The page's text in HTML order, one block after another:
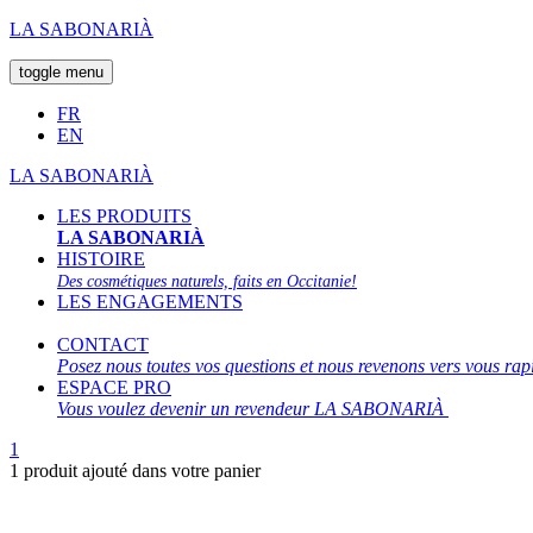
LA SABONARIÀ
toggle menu
FR
EN
LA SABONARIÀ
LES PRODUITS
LA SABONARIÀ
HISTOIRE
Des cosmétiques naturels, faits en Occitanie!
LES ENGAGEMENTS
CONTACT
Posez nous toutes vos questions et nous revenons vers vous
ESPACE PRO
Vous voulez devenir un revendeur LA SABONARIÀ
1
1 produit ajouté dans votre panier